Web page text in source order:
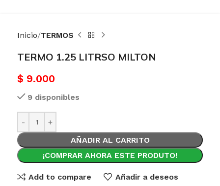
Inicio TERMOS
TERMO 1.25 LITRSO MILTON
$ 9.000
9 disponibles
AÑADIR AL CARRITO
¡COMPRAR AHORA ESTE PRODUTO!
Add to compare Añadir a deseos